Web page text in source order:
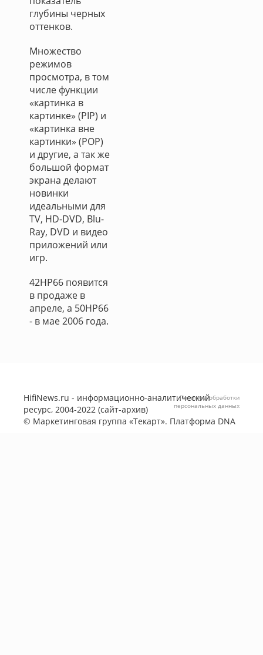
глубины черных
оттенков.
Множество
режимов
просмотра, в том
числе функции
«картинка в
картинке» (PIP) и
«картинка вне
картинки» (POP)
и другие, а так же
большой формат
экрана делают
новинки
идеальными для
TV, HD-DVD, Blu-
Ray, DVD и видео
приложений или
игр.
42HP66 появится
в продаже в
апреле, а 50HP66
- в мае 2006 года.
HifiNews.ru - информационно-аналитический
ресурс, 2004-2022 (сайт-архив)
© Маркетинговая группа «Текарт». Платформа DNA
Политика обработки
персональных данных